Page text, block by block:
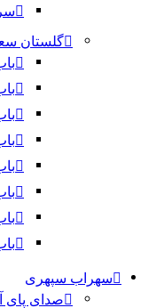
گلستان
سهراب سپهری
صدای پای